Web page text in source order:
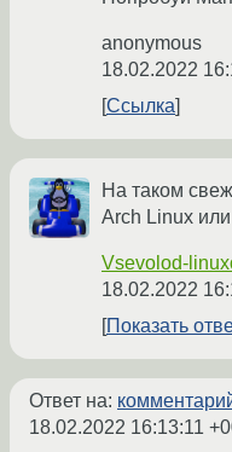
anonymous
18.02.2022
Ссылка
На таком
Arch Linux
Vsevolod-
18.02.2022
Показать
Ответ на:
18.02.2022 16:13:11